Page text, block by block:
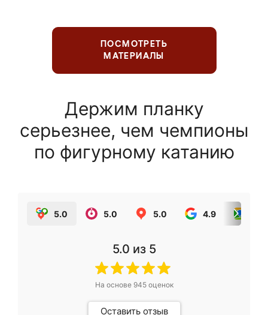
ПОСМОТРЕТЬ
МАТЕРИАЛЫ
Держим планку
серьезнее, чем чемпионы
по фигурному катанию
5.0 5.0 5.0 4.9
5.0 из 5
На основе 945оценок
Оставить отзыв